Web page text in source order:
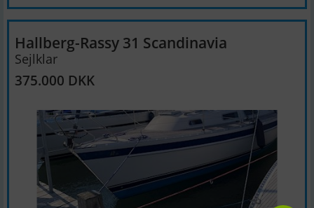
Hallberg-Rassy 31 Scandinavia
Sejlklar
375.000 DKK